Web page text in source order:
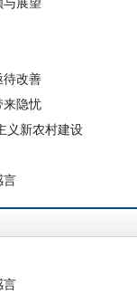
待改善
来隐忧
义新农村建设
言
言